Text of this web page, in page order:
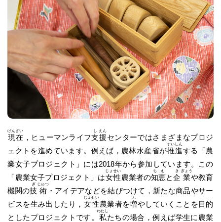
現
げん
在
ざい
，ヒューマンライフ支
し
援
えん
センターではさまざまなプロジ
ェクトを進めています。例えば，農林水産省が推
すい
進
しん
する「農
業女子プロジェクト」には2018年から参加しています。この
「農業女子プロジェクト」は女
じょ
性
せい
農業者の知
ち
恵
え
と企
き
業
ぎょう
や教育
機関の技
ぎ
術
じゅつ
・アイデアなどを結びつけて，新たな商品やサー
ビスを生み出したり， 女
じょ
性
せい
農業者を増
ふ
やしていくことを目的
としたプロジェクトです。 私
わたし
たちの場合，例えば学生に農業